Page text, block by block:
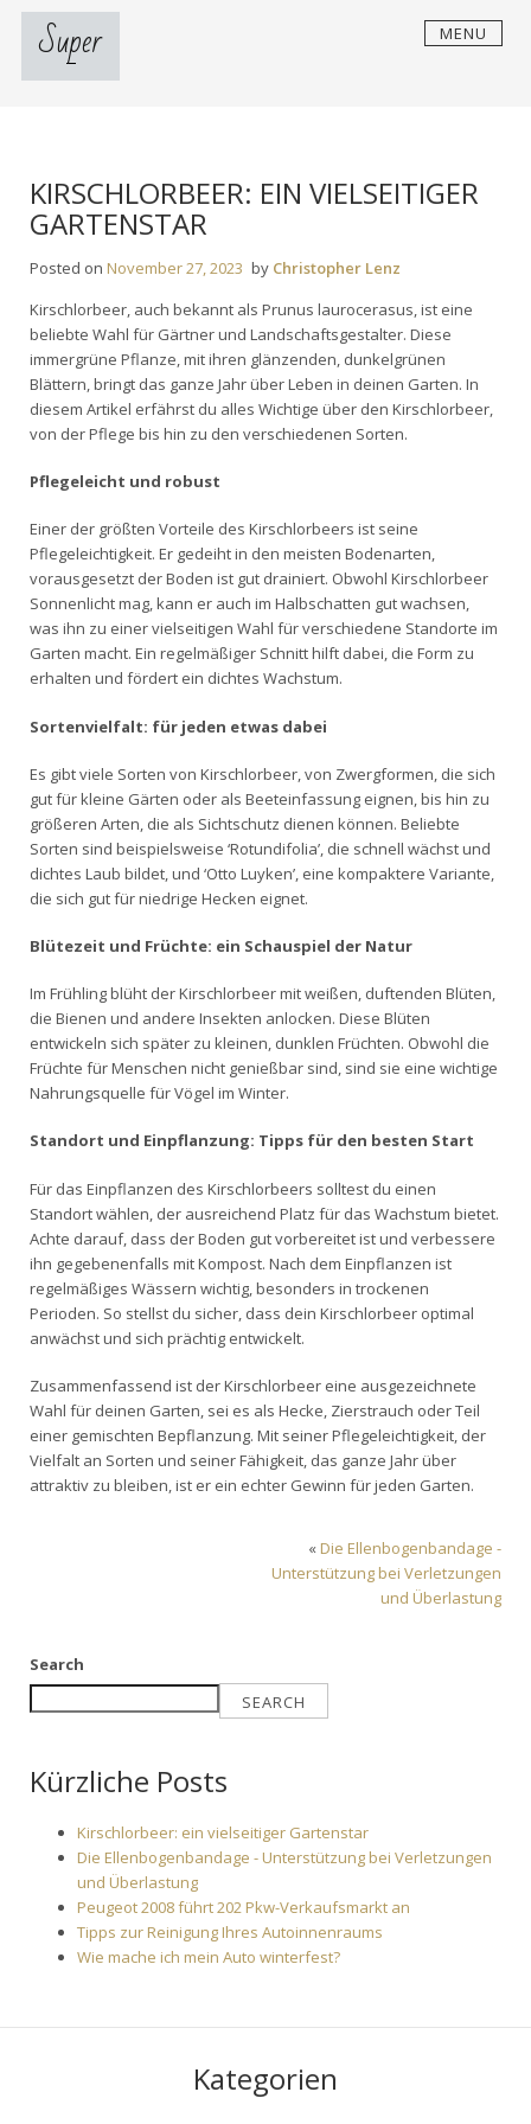
Super MENU
KIRSCHLORBEER: EIN VIELSEITIGER
GARTENSTAR
Posted on November 27, 2023 by Christopher Lenz
Kirschlorbeer, auch bekannt als Prunus laurocerasus, ist eine
beliebte Wahl für Gärtner und Landschaftsgestalter. Diese
immergrüne Pflanze, mit ihren glänzenden, dunkelgrünen
Blättern, bringt das ganze Jahr über Leben in deinen Garten. In
diesem Artikel erfährst du alles Wichtige über den Kirschlorbeer,
von der Pflege bis hin zu den verschiedenen Sorten.
Pflegeleicht und robust
Einer der größten Vorteile des Kirschlorbeers ist seine
Pflegeleichtigkeit. Er gedeiht in den meisten Bodenarten,
vorausgesetzt der Boden ist gut drainiert. Obwohl Kirschlorbeer
Sonnenlicht mag, kann er auch im Halbschatten gut wachsen,
was ihn zu einer vielseitigen Wahl für verschiedene Standorte im
Garten macht. Ein regelmäßiger Schnitt hilft dabei, die Form zu
erhalten und fördert ein dichtes Wachstum.
Sortenvielfalt: für jeden etwas dabei
Es gibt viele Sorten von Kirschlorbeer, von Zwergformen, die sich
gut für kleine Gärten oder als Beeteinfassung eignen, bis hin zu
größeren Arten, die als Sichtschutz dienen können. Beliebte
Sorten sind beispielsweise ‘Rotundifolia’, die schnell wächst und
dichtes Laub bildet, und ‘Otto Luyken’, eine kompaktere Variante,
die sich gut für niedrige Hecken eignet.
Blütezeit und Früchte: ein Schauspiel der Natur
Im Frühling blüht der Kirschlorbeer mit weißen, duftenden Blüten,
die Bienen und andere Insekten anlocken. Diese Blüten
entwickeln sich später zu kleinen, dunklen Früchten. Obwohl die
Früchte für Menschen nicht genießbar sind, sind sie eine wichtige
Nahrungsquelle für Vögel im Winter.
Standort und Einpflanzung: Tipps für den besten Start
Für das Einpflanzen des Kirschlorbeers solltest du einen
Standort wählen, der ausreichend Platz für das Wachstum bietet.
Achte darauf, dass der Boden gut vorbereitet ist und verbessere
ihn gegebenenfalls mit Kompost. Nach dem Einpflanzen ist
regelmäßiges Wässern wichtig, besonders in trockenen
Perioden. So stellst du sicher, dass dein Kirschlorbeer optimal
anwächst und sich prächtig entwickelt.
Zusammenfassend ist der Kirschlorbeer eine ausgezeichnete
Wahl für deinen Garten, sei es als Hecke, Zierstrauch oder Teil
einer gemischten Bepflanzung. Mit seiner Pflegeleichtigkeit, der
Vielfalt an Sorten und seiner Fähigkeit, das ganze Jahr über
attraktiv zu bleiben, ist er ein echter Gewinn für jeden Garten.
« Die Ellenbogenbandage -
Unterstützung bei Verletzungen
und Überlastung
Search
SEARCH
Kürzliche Posts
Kirschlorbeer: ein vielseitiger Gartenstar
Die Ellenbogenbandage - Unterstützung bei Verletzungen
und Überlastung
Peugeot 2008 führt 202 Pkw-Verkaufsmarkt an
Tipps zur Reinigung Ihres Autoinnenraums
Wie mache ich mein Auto winterfest?
Kategorien